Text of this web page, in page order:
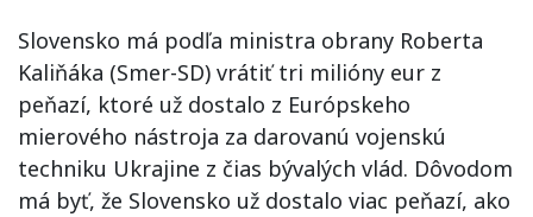
Slovensko má podľa ministra obrany Roberta
Kaliňáka (Smer-SD) vrátiť tri milióny eur z
peňazí, ktoré už dostalo z Európskeho
mierového nástroja za darovanú vojenskú
techniku Ukrajine z čias bývalých vlád. Dôvodom
má byť, že Slovensko už dostalo viac peňazí, ako